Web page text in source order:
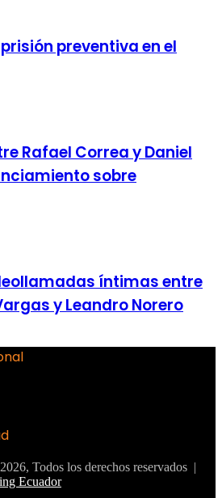
preventiva en el
Rafael Correa y Daniel
sobre
íntimas entre
y Leandro Norero
Todos los derechos reservados |
Ecuador